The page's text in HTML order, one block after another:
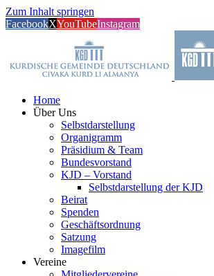
Zum Inhalt springen
FacebookXYouTubeInstagram
Home
Über Uns
Selbstdarstellung
Organigramm
Präsidium & Team
Bundesvorstand
KJD – Vorstand
Selbstdarstellung der KJD
Beirat
Spenden
Geschäftsordnung
Satzung
Imagefilm
Vereine